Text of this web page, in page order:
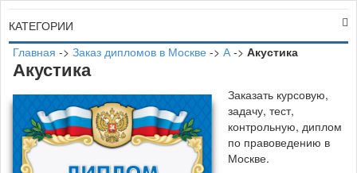
КАТЕГОРИИ
Главная -> Заказ дипломов в Москве -> А-> Акустика
Акустика
Заказать курсовую,
задачу, тест,
контрольную, диплом
по правоведению в
Москве.